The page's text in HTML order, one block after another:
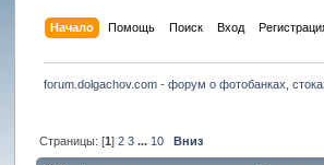
Начало Помощь Поиск Вход
forum.dolgachov.com - форум о фотобанках,
Страницы: [1] 2 3 ... 10 Вниз